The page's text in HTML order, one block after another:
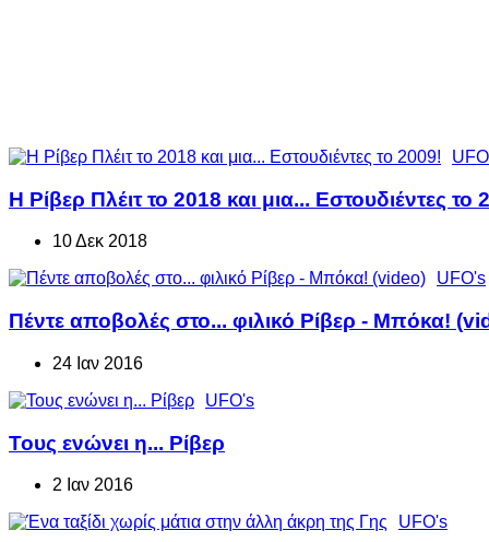
Η Ρίβερ Πλέιτ το 2018 και μια... Εστουδιέντες το
10 Δεκ 2018
UFO's
Πέντε αποβολές στο... φιλικό Ρίβερ - Μπόκα!
24 Ιαν 2016
UFO's
Τους ενώνει η... Ρίβερ
2 Ιαν 2016
UFO's